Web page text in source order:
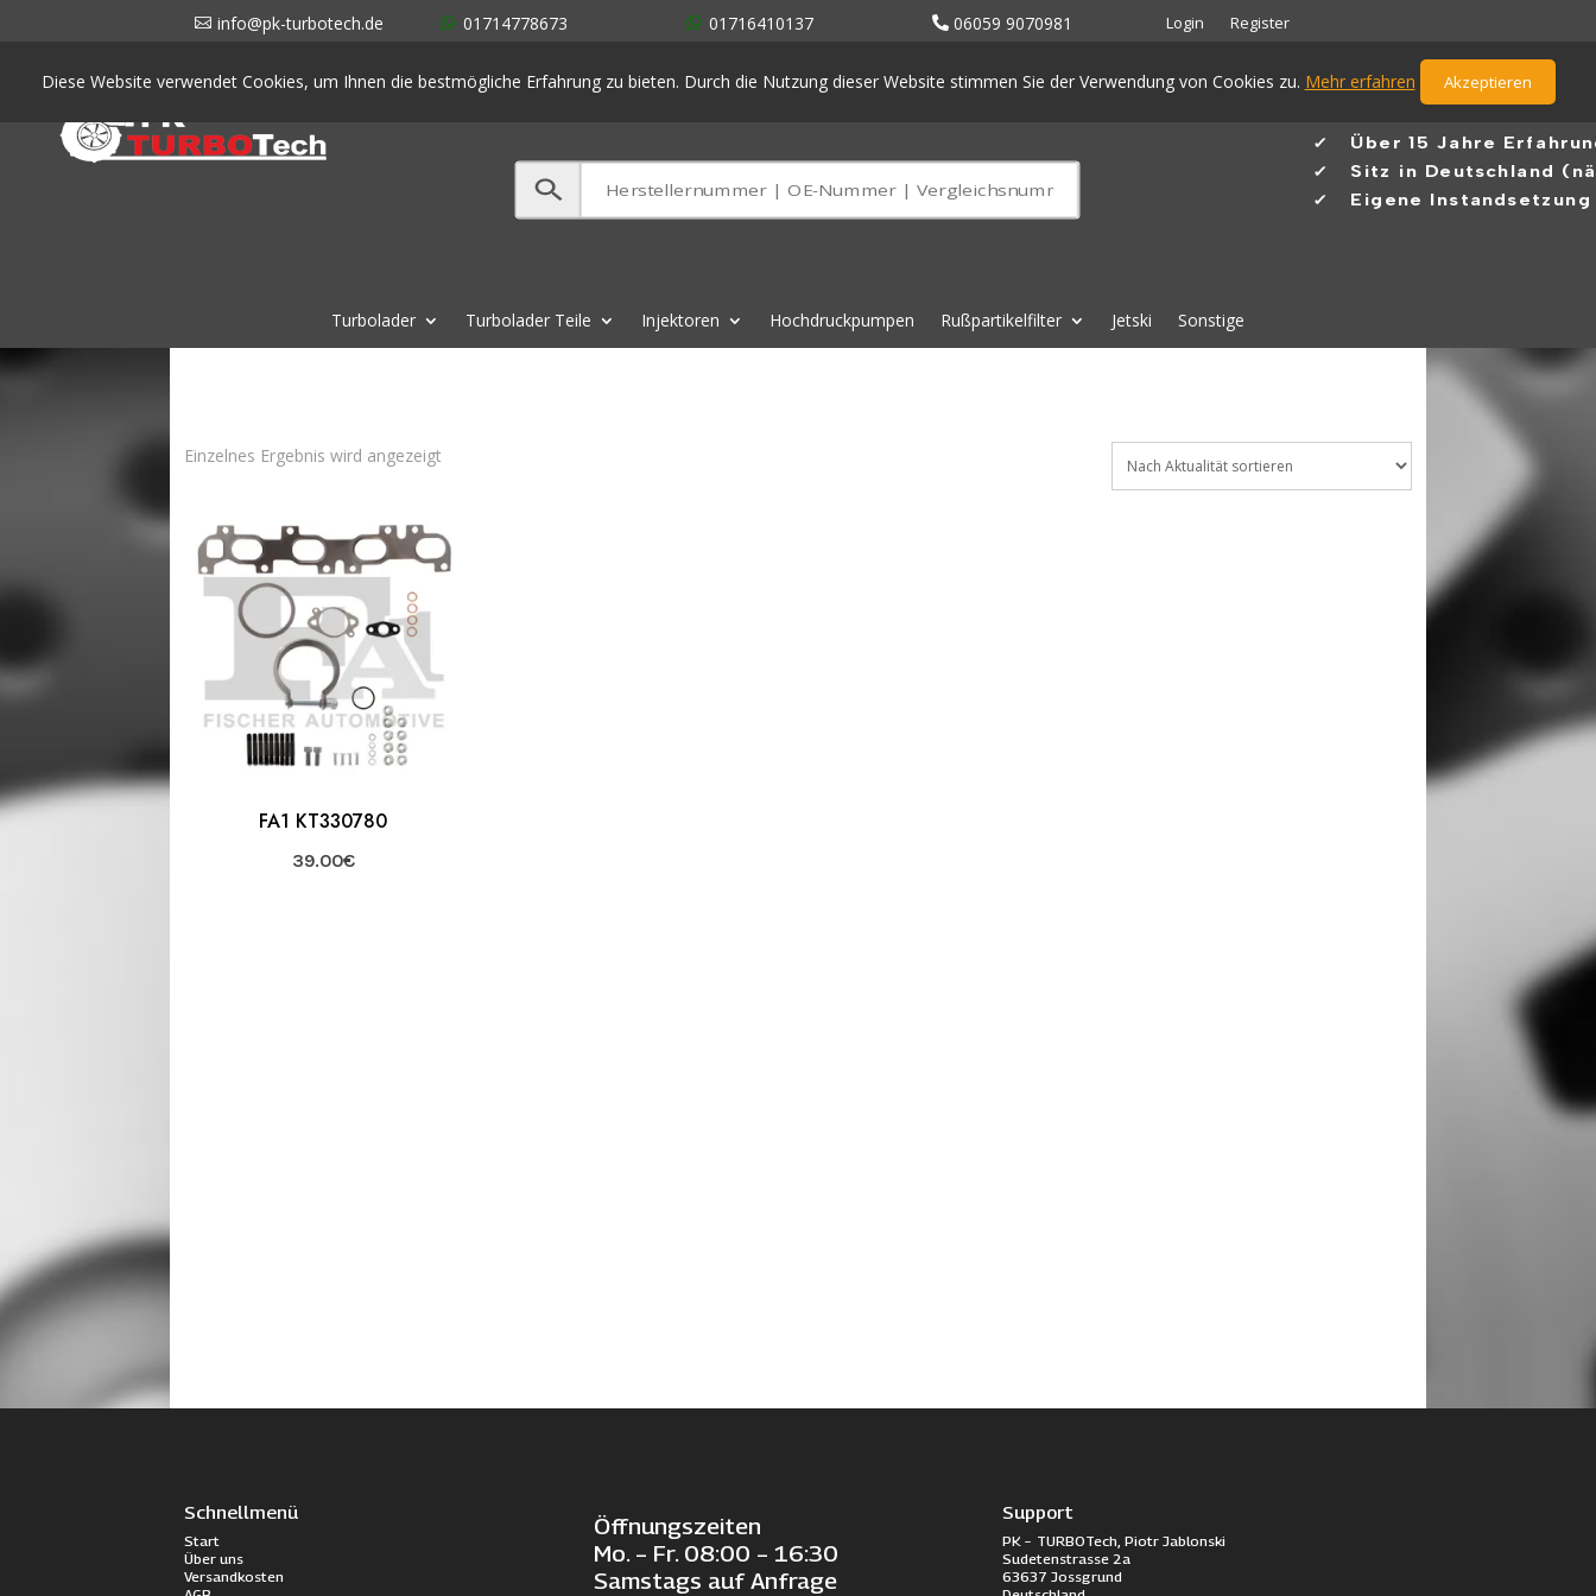
info@pk-turbotech.de
Diese Website verwendet Cookies, um Ihnen die bestmögliche Erfahrung zu bieten. Durch die Nutzung dieser Website stimmen Sie der Verwendung von Cookies zu. Mehr erfahren Akzeptieren
01714778673 01716410137 06059 9070981 Login Register
✓ Über 15 Jahre
✓ Sitz in Deutschland
✓ Eigene Instandsetzung
Turbolader Turbolader Teile Injektoren Hochdruckpumpen Rußpartikelfilter Jetski Sonstige
Einzelnes Ergebnis wird angezeigt
FA1 KT330780
39.00€
Schnellmenü
Start
Über uns
Versandkosten
Öffnungszeiten
Mo. – Fr. 08:00 – 16:30
Samstags auf Anfrage
Support
PK – TURBOTech, Piotr Jablonski
Sudetenstrasse 2a
63637 Jossgrund